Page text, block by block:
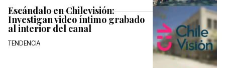
Escándalo en Chilevisión:
Investigan video íntimo grabado
al interior del canal
TENDENCIA